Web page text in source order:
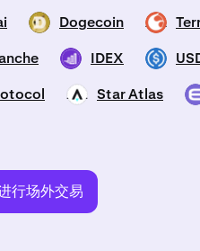
DOGE Dogecoin LUNA2
IDEX IDEX USDC
ATLAS Star Atlas
行场外交易